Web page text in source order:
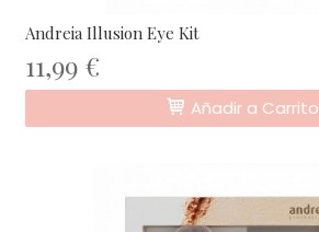
Andreia Illusion Eye Kit
11,99 €
Añadir a Carrito